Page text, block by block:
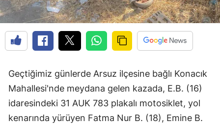
Geçtiğimiz günlerde Arsuz ilçesine bağlı Konacık
Mahallesi'nde meydana gelen kazada, E.B. (16)
idaresindeki 31 AUK 783 plakalı motosiklet, yol
kenarında yürüyen Fatma Nur B. (18), Emine B.